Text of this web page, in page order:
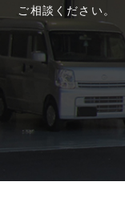
ご相談ください。